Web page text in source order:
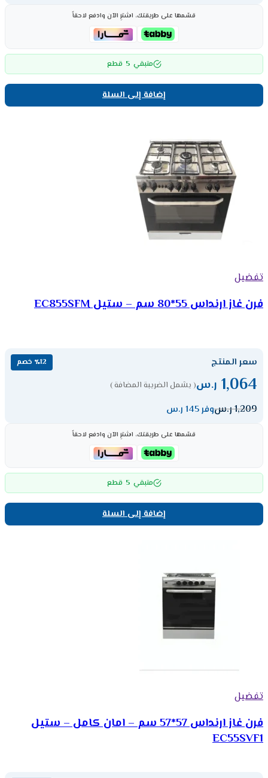
قسّمها على طريقتك، اشترِ الآن وادفع لاحقاً
متبقي 5 قطع
إضافة إلى السلة
تفضيل
فرن غاز ارنداس 55*80 سم – ستيل EC855SFM
سعر المنتج ٪12 خصم
1,064 ر.س( يشمل الضريبة المضافة )
1,209ر.سوفر 145 ر.س
قسّمها على طريقتك، اشترِ الآن وادفع لاحقاً
متبقي 5 قطع
إضافة إلى السلة
تفضيل
فرن غاز ارنداس 57*57 سم – امان كامل – ستيل
EC55SVF1